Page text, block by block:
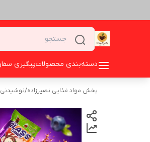
دسته‌بندی محصولاتپیگیری
پخش مواد غذایی نصیرزاده/نوشیدنی